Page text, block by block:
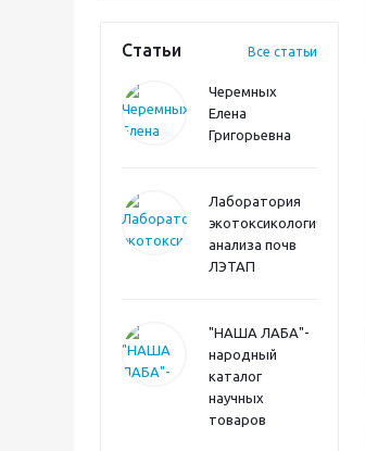
Статьи Все статьи
Черемных
Елена
Григорьевна
Лаборатория
экотоксикологического
анализа почв
ЛЭТАП
"НАША ЛАБА"-
народный
каталог
научных
товаров